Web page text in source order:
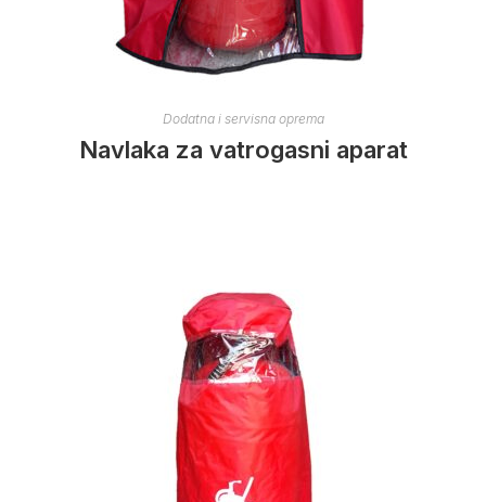
Dodatna i servisna oprema
Navlaka za vatrogasni aparat